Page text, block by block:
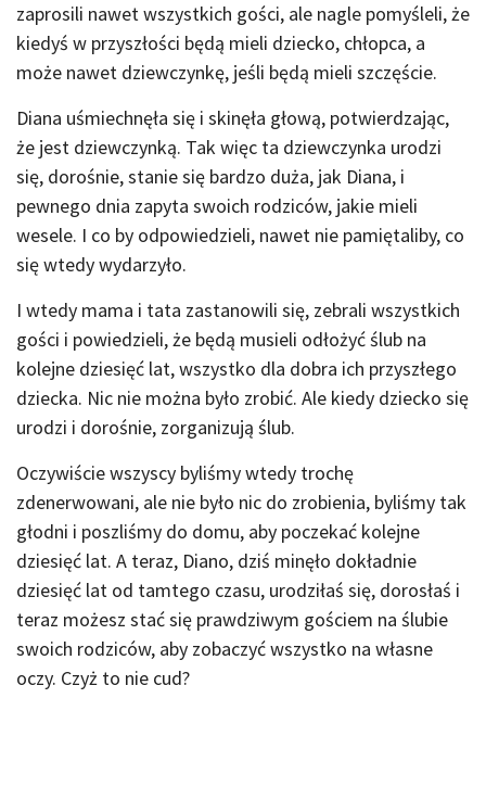
zaprosili nawet wszystkich gości, ale nagle pomyśleli, że
kiedyś w przyszłości będą mieli dziecko, chłopca, a
może nawet dziewczynkę, jeśli będą mieli szczęście.
Diana uśmiechnęła się i skinęła głową, potwierdzając,
że jest dziewczynką. Tak więc ta dziewczynka urodzi
się, dorośnie, stanie się bardzo duża, jak Diana, i
pewnego dnia zapyta swoich rodziców, jakie mieli
wesele. I co by odpowiedzieli, nawet nie pamiętaliby, co
się wtedy wydarzyło.
I wtedy mama i tata zastanowili się, zebrali wszystkich
gości i powiedzieli, że będą musieli odłożyć ślub na
kolejne dziesięć lat, wszystko dla dobra ich przyszłego
dziecka. Nic nie można było zrobić. Ale kiedy dziecko się
urodzi i dorośnie, zorganizują ślub.
Oczywiście wszyscy byliśmy wtedy trochę
zdenerwowani, ale nie było nic do zrobienia, byliśmy tak
głodni i poszliśmy do domu, aby poczekać kolejne
dziesięć lat. A teraz, Diano, dziś minęło dokładnie
dziesięć lat od tamtego czasu, urodziłaś się, dorosłaś i
teraz możesz stać się prawdziwym gościem na ślubie
swoich rodziców, aby zobaczyć wszystko na własne
oczy. Czyż to nie cud?